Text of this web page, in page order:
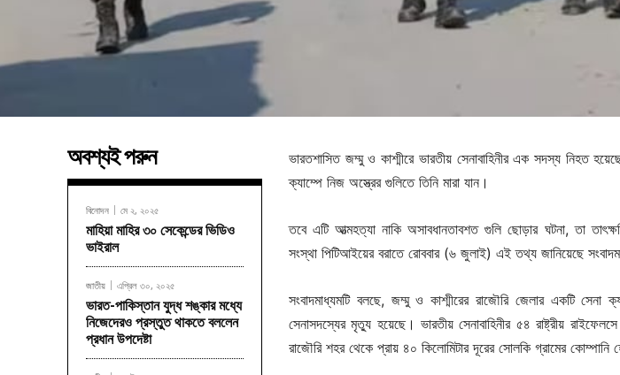
অবশ্যই পরুন
বিনোদন মে ২, ২০২৫
মাহিয়া মাহির ৩০ সেকেন্ডের ভিডিও
ভাইরাল
জাতীয় এপ্রিল ৩০, ২০২৫
ভারত-পাকিস্তান যুদ্ধ শঙ্কার মধ্যে
নিজেদেরও প্রস্তুত থাকতে বললেন
প্রধান উপদেষ্টা
ভারতশাসিত জম্মু ও কাশ্মীরে ভারতীয় সেনাবাহিনীর এক সদস্য নিহত
ক্যাম্পে নিজ অস্ত্রের গুলিতে তিনি মারা যান।
তবে এটি আত্মহত্যা নাকি অসাবধানতাবশত গুলি ছোড়ার ঘটনা, তা
সংস্থা পিটিআইয়ের বরাতে রোববার (৬ জুলাই) এই তথ্য জানিয়েছে
সংবাদমাধ্যমটি বলছে, জম্মু ও কাশ্মীরের রাজৌরি জেলার একটি সেনা
সেনাসদস্যের মৃত্যু হয়েছে। ভারতীয় সেনাবাহিনীর ৫৪ রাষ্ট্রীয়
রাজৌরি শহর থেকে প্রায় ৪০ কিলোমিটার দূরের সোলকি গ্রামের কোম্পানি